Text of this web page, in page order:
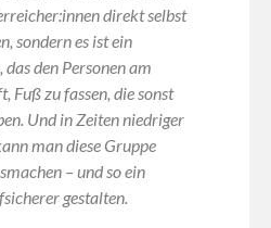
direkt selbst
sondern es ist ein
den Personen am
Fuß zu fassen, die sonst
Und in Zeiten niedriger
man diese Gruppe
– und so ein
gestalten.